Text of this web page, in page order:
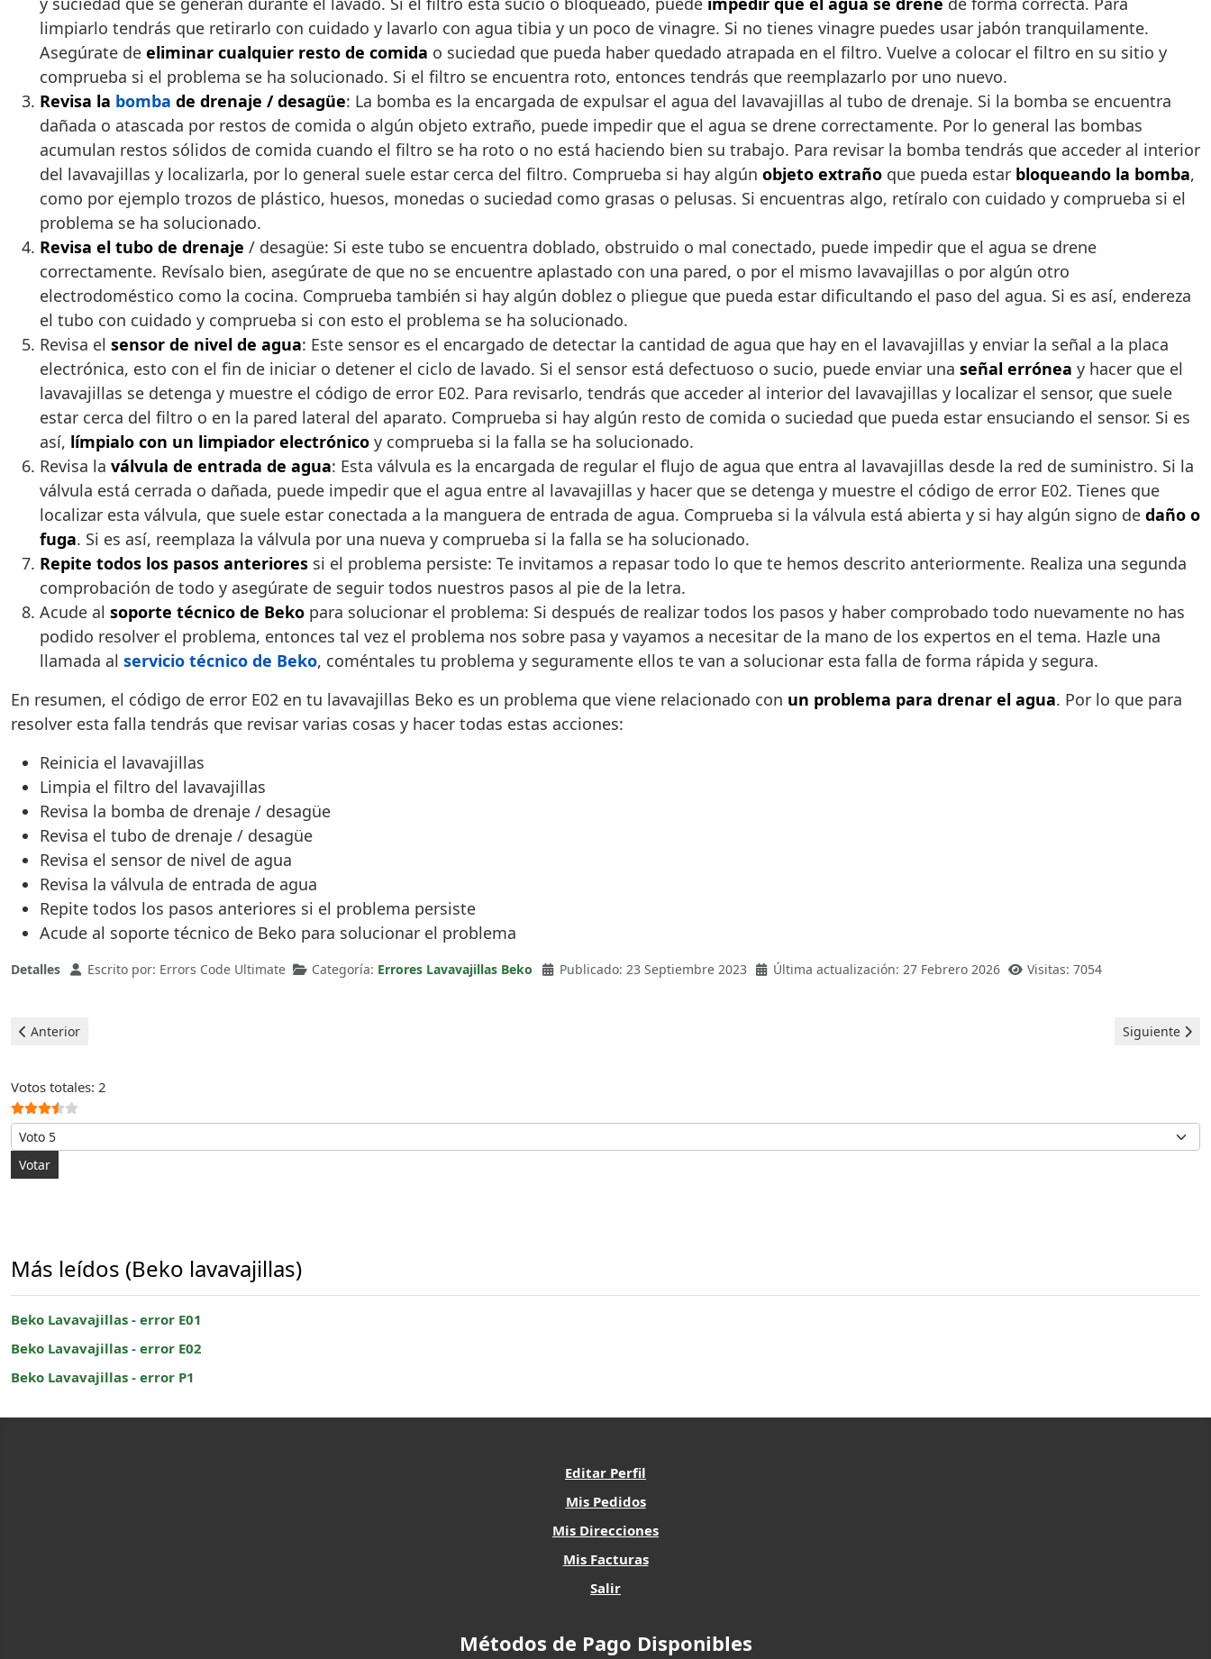
limpiarlo tendrás que retirarlo con cuidado y lavarlo con agua tibia y un poco de vinagre. Si no tienes vinagre puedes usar jabón tranquilamente.
Asegúrate de eliminar cualquier resto de comida o suciedad que pueda haber quedado atrapada en el filtro. Vuelve a colocar el filtro en su sitio y
comprueba si el problema se ha solucionado. Si el filtro se encuentra roto, entonces tendrás que reemplazarlo por uno nuevo.
Revisa la bomba de drenaje / desagüe: La bomba es la encargada de expulsar el agua del lavavajillas al tubo de drenaje. Si la bomba se encuentra
dañada o atascada por restos de comida o algún objeto extraño, puede impedir que el agua se drene correctamente. Por lo general las bombas
acumulan restos sólidos de comida cuando el filtro se ha roto o no está haciendo bien su trabajo. Para revisar la bomba tendrás que acceder al interior
del lavavajillas y localizarla, por lo general suele estar cerca del filtro. Comprueba si hay algún objeto extraño que pueda estar bloqueando la bomba,
como por ejemplo trozos de plástico, huesos, monedas o suciedad como grasas o pelusas. Si encuentras algo, retíralo con cuidado y comprueba si el
problema se ha solucionado.
Revisa el tubo de drenaje / desagüe: Si este tubo se encuentra doblado, obstruido o mal conectado, puede impedir que el agua se drene
correctamente. Revísalo bien, asegúrate de que no se encuentre aplastado con una pared, o por el mismo lavavajillas o por algún otro
electrodoméstico como la cocina. Comprueba también si hay algún doblez o pliegue que pueda estar dificultando el paso del agua. Si es así, endereza
el tubo con cuidado y comprueba si con esto el problema se ha solucionado.
Revisa el sensor de nivel de agua: Este sensor es el encargado de detectar la cantidad de agua que hay en el lavavajillas y enviar la señal a la placa
electrónica, esto con el fin de iniciar o detener el ciclo de lavado. Si el sensor está defectuoso o sucio, puede enviar una señal errónea y hacer que el
lavavajillas se detenga y muestre el código de error E02. Para revisarlo, tendrás que acceder al interior del lavavajillas y localizar el sensor, que suele
estar cerca del filtro o en la pared lateral del aparato. Comprueba si hay algún resto de comida o suciedad que pueda estar ensuciando el sensor. Si es
así, límpialo con un limpiador electrónico y comprueba si la falla se ha solucionado.
Revisa la válvula de entrada de agua: Esta válvula es la encargada de regular el flujo de agua que entra al lavavajillas desde la red de suministro. Si la
válvula está cerrada o dañada, puede impedir que el agua entre al lavavajillas y hacer que se detenga y muestre el código de error E02. Tienes que
localizar esta válvula, que suele estar conectada a la manguera de entrada de agua. Comprueba si la válvula está abierta y si hay algún signo de daño o
fuga. Si es así, reemplaza la válvula por una nueva y comprueba si la falla se ha solucionado.
Repite todos los pasos anteriores si el problema persiste: Te invitamos a repasar todo lo que te hemos descrito anteriormente. Realiza una segunda
comprobación de todo y asegúrate de seguir todos nuestros pasos al pie de la letra.
Acude al soporte técnico de Beko para solucionar el problema: Si después de realizar todos los pasos y haber comprobado todo nuevamente no has
podido resolver el problema, entonces tal vez el problema nos sobre pasa y vayamos a necesitar de la mano de los expertos en el tema. Hazle una
llamada al servicio técnico de Beko, coméntales tu problema y seguramente ellos te van a solucionar esta falla de forma rápida y segura.
En resumen, el código de error E02 en tu lavavajillas Beko es un problema que viene relacionado con un problema para drenar el agua. Por lo que para
resolver esta falla tendrás que revisar varias cosas y hacer todas estas acciones:
Reinicia el lavavajillas
Limpia el filtro del lavavajillas
Revisa la bomba de drenaje / desagüe
Revisa el tubo de drenaje / desagüe
Revisa el sensor de nivel de agua
Revisa la válvula de entrada de agua
Repite todos los pasos anteriores si el problema persiste
Acude al soporte técnico de Beko para solucionar el problema
Detalles Escrito por: Errors Code Ultimate Categoría: Errores Lavavajillas Beko Publicado: 23 Septiembre 2023 Última actualización: 27 Febrero 2026 Visitas: 7054
Artículo anterior: Beko Lavavajillas - error P1
Anterior Artículo
Siguiente
Ratio: 3.5/5
Votos totales: 2
Por favor, vote
Más leídos (Beko lavavajillas)
Beko Lavavajillas - error E01
Beko Lavavajillas - error E02
Beko Lavavajillas - error P1
Editar Perfil
Mis Pedidos
Mis Direcciones
Mis Facturas
Salir
Métodos de Pago Disponibles